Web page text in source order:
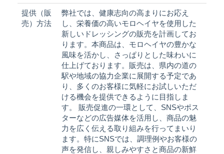
提供（販
売）方法
弊社では、健康志向の高まりにお応え
し、栄養価の高いモロヘイヤを使用した
新しいドレッシングの販売を計画してお
ります。本商品は、モロヘイヤの豊かな
風味を活かし、さっぱりとした味わいに
仕上げております。販売は、県内の道の
駅や地域の協力企業に展開する予定であ
り、多くのお客様に気軽にお試しいただ
ける機会を提供できるように目指しま
す。 販売促進の一環として、SNSやポス
ターなどの広告媒体を活用し、商品の魅
力を広く伝える取り組みを行ってまいり
ます。特にSNSでは、調理例やお客様の
声を発信し、親しみやすさと商品の新鮮